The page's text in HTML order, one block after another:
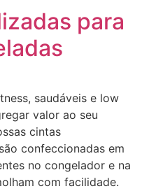
para
saudáveis e low
valor ao seu
cintas
confeccionadas em
no congelador e na
com facilidade.